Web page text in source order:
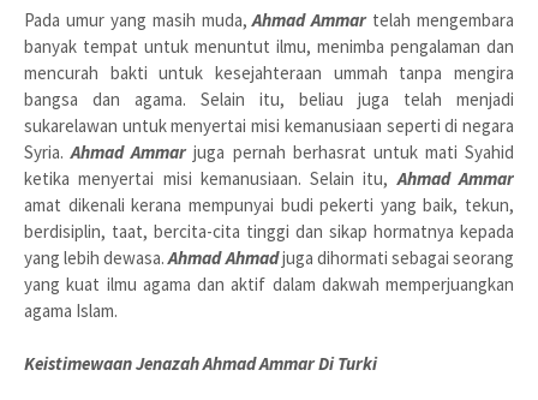
Pada umur yang masih muda,Ahmad Ammartelah mengembara
banyak tempat untuk menuntut ilmu, menimba pengalaman dan
mencurah bakti untuk kesejahteraan ummah tanpa mengira
bangsa dan agama. Selain itu, beliau juga telah menjadi
sukarelawan untuk menyertai misi kemanusiaan seperti di negara
Syria.Ahmad Ammarjuga pernah berhasrat untuk mati Syahid
ketika menyertai misi kemanusiaan. Selain itu,Ahmad Ammar
amat dikenali kerana mempunyai budi pekerti yang baik, tekun,
berdisiplin, taat, bercita-cita tinggi dan sikap hormatnya kepada
yang lebih dewasa.Ahmad Ahmadjuga dihormati sebagai seorang
yang kuat ilmu agama dan aktif dalam dakwah memperjuangkan
agama Islam.
Keistimewaan Jenazah Ahmad Ammar Di Turki